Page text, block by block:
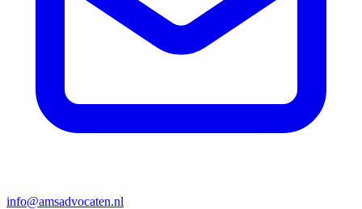
info@amsadvocaten.nl